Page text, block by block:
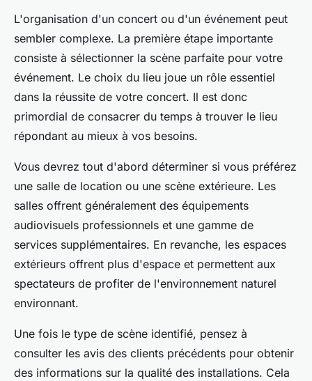
L'organisation d'un concert ou d'un événement peut
sembler complexe. La première étape importante
consiste à sélectionner la scène parfaite pour votre
événement. Le choix du lieu joue un rôle essentiel
dans la réussite de votre concert. Il est donc
primordial de consacrer du temps à trouver le lieu
répondant au mieux à vos besoins.
Vous devrez tout d'abord déterminer si vous préférez
une salle de location ou une scène extérieure. Les
salles offrent généralement des équipements
audiovisuels professionnels et une gamme de
services supplémentaires. En revanche, les espaces
extérieurs offrent plus d'espace et permettent aux
spectateurs de profiter de l'environnement naturel
environnant.
Une fois le type de scène identifié, pensez à
consulter les avis des clients précédents pour obtenir
des informations sur la qualité des installations. Cela